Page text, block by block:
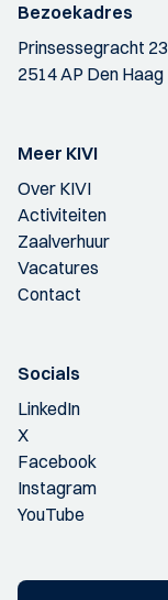
Bezoekadres
Prinsessegracht 23
2514 AP Den Haag
Meer KIVI
Over KIVI
Activiteiten
Zaalverhuur
Vacatures
Contact
Socials
LinkedIn
X
Facebook
Instagram
YouTube